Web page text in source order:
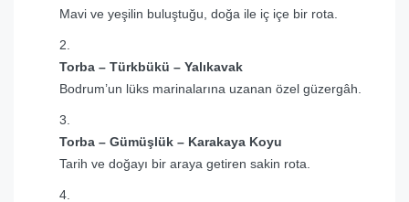
Mavi ve yeşilin buluştuğu, doğa ile iç içe bir rota.
Torba – Türkbükü – Yalıkavak
Bodrum’un lüks marinalarına uzanan özel güzergâh.
Torba – Gümüşlük – Karakaya Koyu
Tarih ve doğayı bir araya getiren sakin rota.